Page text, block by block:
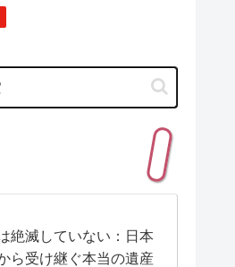
絶滅していない：日本
ら受け継ぐ本当の遺産